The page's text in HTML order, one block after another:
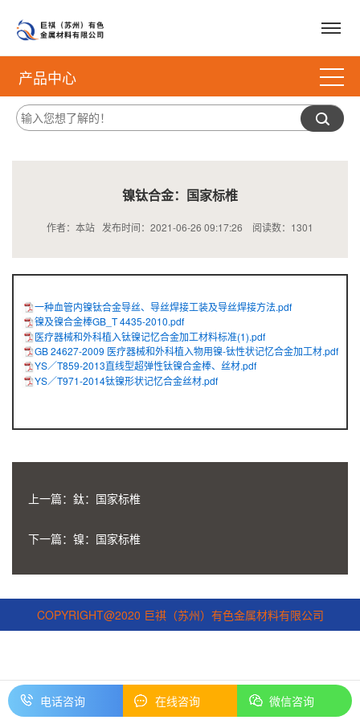
产品中心
镍钛合金：国家标椎
作者：本站 发布时间：2021-06-26 09:17:26 阅读数： 1301
一种血管内镍钛合金导丝、导丝焊接工装及导丝焊接方法.pdf
镍及镍合金棒GB_T 4435-2010.pdf
医疗器械和外科植入钛镍记忆合金加工材料标准(1).pdf
GB 24627-2009 医疗器械和外科植入物用镍-钛性状记忆合金加工材.pdf
YS／T859-2013直线型超弹性钛镍合金棒、丝材.pdf
YS／T971-2014钛镍形状记忆合金丝材.pdf
上一篇： 鈦：国家标椎
下一篇： 镍：国家标椎
COPYRIGHT@2020 巨祺（苏州）有色金属材料有限公司
电话咨询 在线咨询 微信咨询